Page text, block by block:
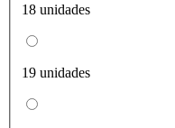
18 unidades
19 unidades